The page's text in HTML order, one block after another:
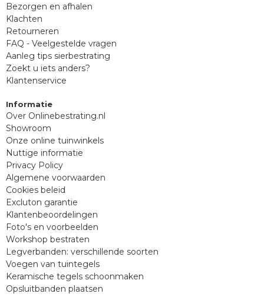
Bezorgen en afhalen
Klachten
Retourneren
FAQ - Veelgestelde vragen
Aanleg tips sierbestrating
Zoekt u iets anders?
Klantenservice
Informatie
Over Onlinebestrating.nl
Showroom
Onze online tuinwinkels
Nuttige informatie
Privacy Policy
Algemene voorwaarden
Cookies beleid
Excluton garantie
Klantenbeoordelingen
Foto's en voorbeelden
Workshop bestraten
Legverbanden: verschillende soorten
Voegen van tuintegels
Keramische tegels schoonmaken
Opsluitbanden plaatsen